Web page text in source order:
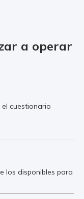
a operar
cuestionario
los disponibles para